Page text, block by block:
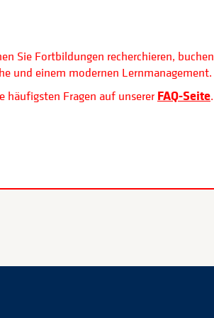
Sie Fortbildungen recherchieren, buchen
und einem modernen Lernmanagement.
häufigsten Fragen auf unserer FAQ-Seite.